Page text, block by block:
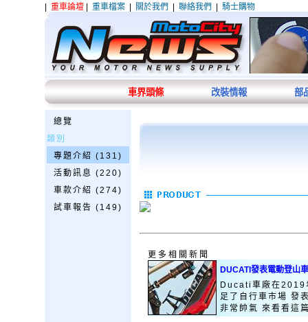
重車論壇 重車檔案 關於我們 聯絡我們 騎士購物
車界頭條 改裝情報 部
總覽
類別
專題介紹 (131)
活動訊息 (220)
車款介紹 (274)
試車報告 (149)
更多相關新聞
DUCATI發表電動登山車
Ducati車廠在2019
足了自行車市場 發
非常帥氣 來看看這